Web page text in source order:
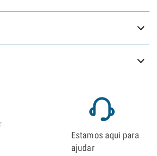
Estamos aqui para
ajudar